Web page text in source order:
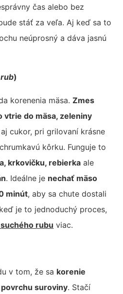
čas alebo bez
stáť za veľa. Aj keď sa to
neúprosný a dáva jasnú
)
korenenia mäsa.Zmes
vtrie do mäsa, zeleniny
cukor, pri grilovaní krásne
kôrku. Funguje to
krkovičku, rebierka ale
. Ideálne je nechať mäso
minút, aby sa chute dostali
je to jednoduchý proces,
rubu viac.
v tom, že sa korenie
suroviny. Stačí